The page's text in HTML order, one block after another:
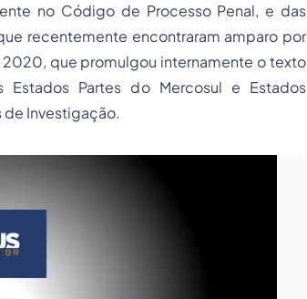
no Código de Processo Penal, e das
recentemente encontraram amparo por
que promulgou internamente o texto
Partes do Mercosul e Estados
de Investigação.